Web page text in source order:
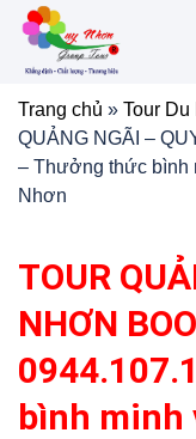
Trang chủ » Tour Du
QUẢNG NGÃI –
– Thưởng thức bình
Nhơn
TOUR
NHƠN
bình minh